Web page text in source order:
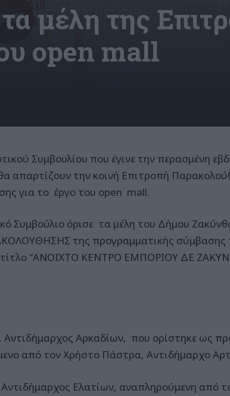
μέλη της
open mall
Συμβουλίου που έγινε την περασμένη
απαρτίζουν την κοινή Επιτροπή
για το έργο του open mall.
Συμβούλιο όρισε τα μέλη του Δήμου
της προγραμματικής σύμβασης
τίτλο “ΑΝΟΙΧΤΟ ΚΕΝΤΡΟ ΕΜΠΟΡΙΟΥ ΔΕ
Αντιδήμαρχος Αρκαδίων, που ορίστηκε ως
από τον Χρήστο Πάστρα, Αντιδήμαρχο
Ελατίων, αναπληρούμενη από